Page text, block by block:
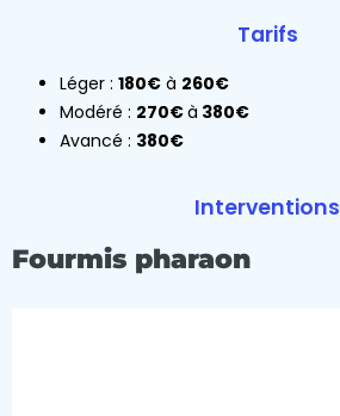
Tarifs
Léger : 180€ à 260€
Modéré : 270€à 380€
Avancé : 380€
Interventions
Fourmis pharaon